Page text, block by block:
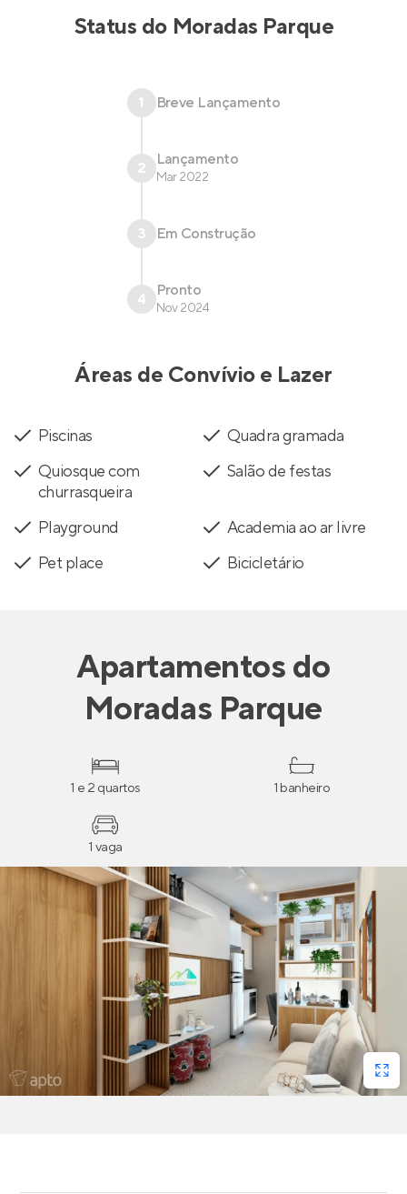
Status do Moradas Parque
1 Breve Lançamento
2 Lançamento
Mar 2022
3 Em Construção
4 Pronto
Nov 2024
Áreas de Convívio e Lazer
Piscinas
Quadra gramada
Quiosque com
churrasqueira
Salão de festas
Playground
Academia ao ar livre
Pet place
Bicicletário
Apartamentosdo
Moradas Parque
1 e 2 quartos 1 banheiro
1 vaga